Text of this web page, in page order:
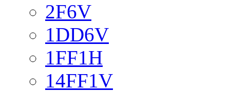
2F6V
1DD6V
1FF1H
14FF1V